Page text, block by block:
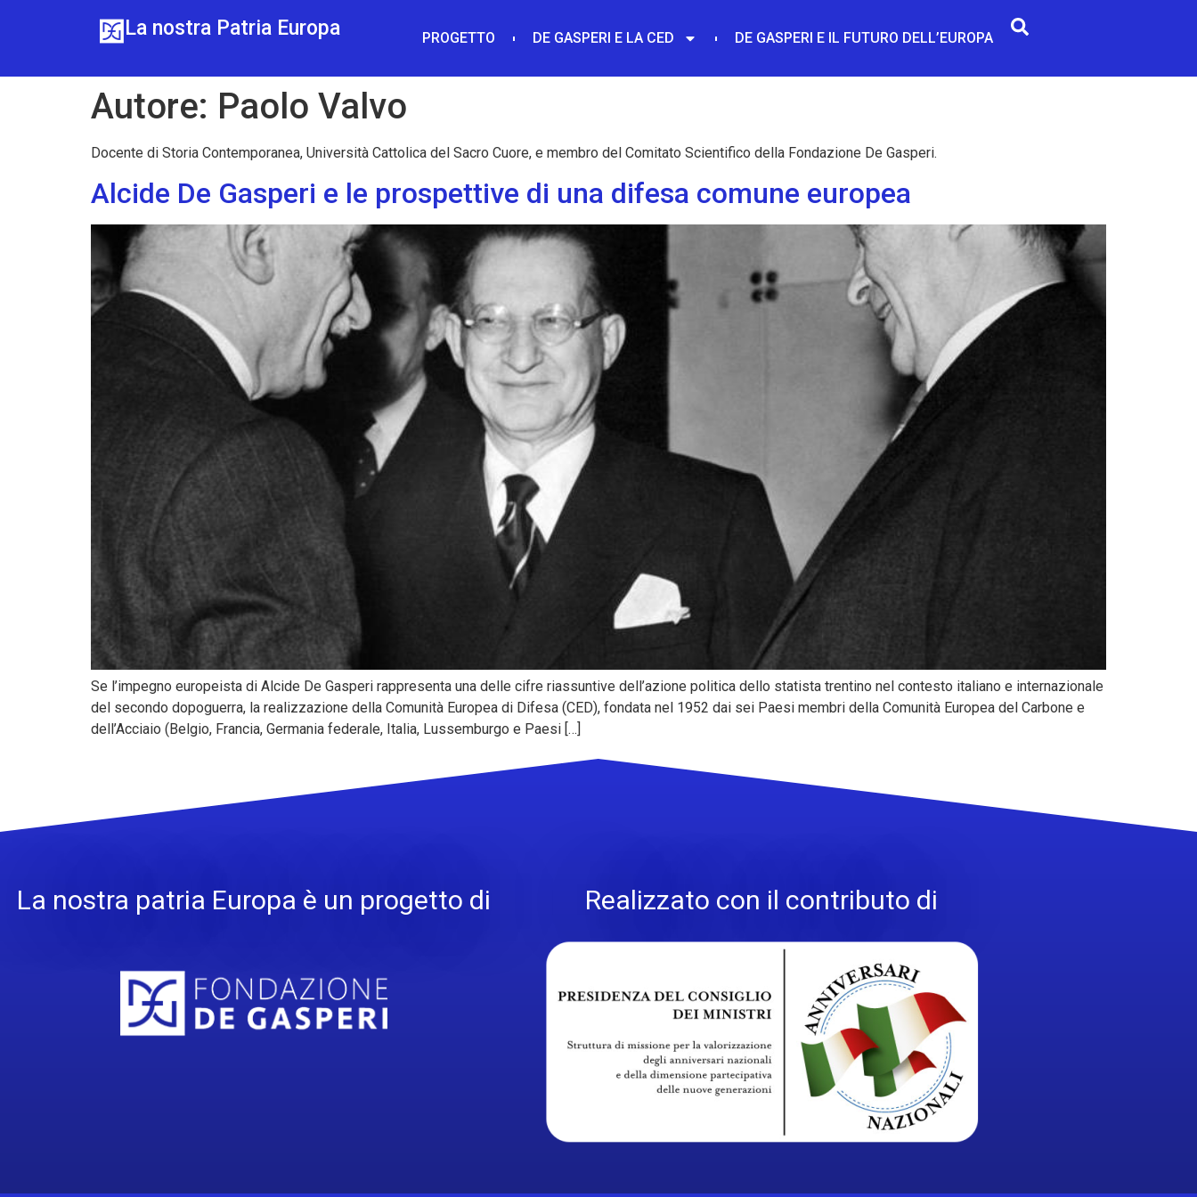
La nostra Patria Europa PROGETTO DE GASPERI E LA CED DE GASPERI E IL FUTURO DELL’EUROPA
Autore: Paolo Valvo
Docente di Storia Contemporanea, Università Cattolica del Sacro Cuore, e membro del Comitato Scientifico della Fondazione De Gasperi.
Alcide De Gasperi e le prospettive di una difesa comune europea
Se l’impegno europeista di Alcide De Gasperi rappresenta una delle cifre riassuntive dell’azione politica dello statista trentino nel contesto italiano e internazionale
del secondo dopoguerra, la realizzazione della Comunità Europea di Difesa (CED), fondata nel 1952 dai sei Paesi membri della Comunità Europea del Carbone e
dell’Acciaio (Belgio, Francia, Germania federale, Italia, Lussemburgo e Paesi […]
La nostra patria Europa è un progetto di Realizzato con il contributo di